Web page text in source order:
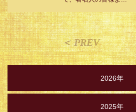
＜ PREV
2026年
2025年